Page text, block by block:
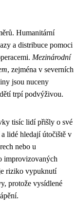
Humanitární
a distribuce pomoci
Mezinárodní
, zejména v severních
jsou nuceny
trpí podvýživou.
tisíc lidí přišly o své
lidé hledají útočiště v
nebo u
improvizovaných
riziko vypuknutí
protože vysídlené